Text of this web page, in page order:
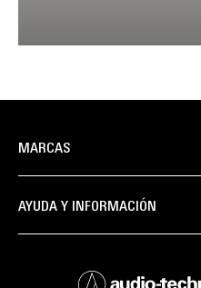
MARCAS
AYUDA Y INFORMACIÓN